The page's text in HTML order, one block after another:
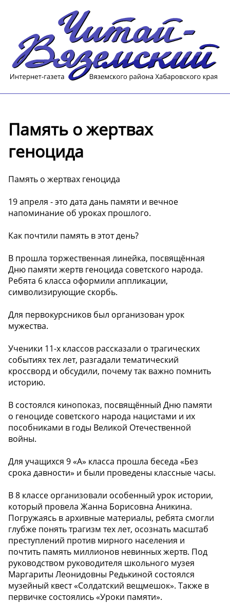
Память о жертвах
геноцида
Память о жертвах геноцида
19 апреля - это дата дань памяти и вечное
напоминание об уроках прошлого.
Как почтили память в этот день?
В прошла торжественная линейка, посвящённая
Дню памяти жертв геноцида советского народа.
Ребята 6 класса оформили аппликации,
символизирующие скорбь.
Для первокурсников был организован урок
мужества.
Ученики 11-х классов рассказали о трагических
событиях тех лет, разгадали тематический
кроссворд и обсудили, почему так важно помнить
историю.
В состоялся кинопоказ, посвящённый Дню памяти
о геноциде советского народа нацистами и их
пособниками в годы Великой Отечественной
войны.
Для учащихся 9 «А» класса прошла беседа «Без
срока давности» и были проведены классные часы.
В 8 классе организовали особенный урок истории,
который провела Жанна Борисовна Аникина.
Погружаясь в архивные материалы, ребята смогли
глубже понять трагизм тех лет, осознать масштаб
преступлений против мирного населения и
почтить память миллионов невинных жертв. Под
руководством руководителя школьного музея
Маргариты Леонидовны Редькиной состоялся
музейный квест «Солдатский вещмешок». Также в
первичке состоялись «Уроки памяти».